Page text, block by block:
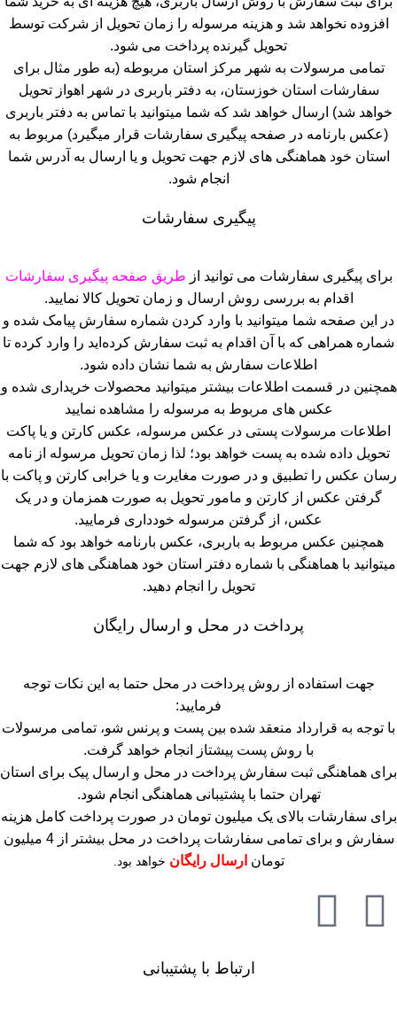
افزوده نخواهد شد و هزینه مرسوله را زمان تحویل از شرکت توسط
تحویل گیرنده پرداخت می شود.
تمامی مرسولات به شهر مرکز استان مربوطه (به طور مثال برای
سفارشات استان خوزستان، به دفتر باربری در شهر اهواز تحویل
خواهد شد) ارسال خواهد شد که شما میتوانید با تماس به دفتر باربری
(عکس بارنامه در صفحه پیگیری سفارشات قرار میگیرد) مربوط به
استان خود هماهنگی های لازم جهت تحویل و یا ارسال به آدرس شما
انجام شود.
پیگیری سفارشات
برای پیگیری سفارشات می توانید از طریق صفحه پیگیری سفارشات
اقدام به بررسی روش ارسال و زمان تحویل کالا نمایید.
در این صفحه شما میتوانید با وارد کردن شماره سفارش پیامک شده و
شماره همراهی که با آن اقدام به ثبت سفارش کرده‌اید را وارد کرده تا
اطلاعات سفارش به شما نشان داده شود.
همچنین در قسمت اطلاعات بیشتر میتوانید محصولات خریداری شده و
عکس های مربوط به مرسوله را مشاهده نمایید
اطلاعات مرسولات پستی در عکس مرسوله، عکس کارتن و یا پاکت
تحویل داده شده به پست خواهد بود؛ لذا زمان تحویل مرسوله از نامه
رسان عکس را تطبیق و در صورت مغایرت و یا خرابی کارتن و پاکت با
گرفتن عکس از کارتن و مامور تحویل به صورت همزمان و در یک
عکس، از گرفتن مرسوله خودداری فرمایید.
همچنین عکس مربوط به باربری، عکس بارنامه خواهد بود که شما
میتوانید با هماهنگی با شماره دفتر استان خود هماهنگی های لازم جهت
تحویل را انجام دهید.
پرداخت در محل و ارسال رایگان
جهت استفاده از روش پرداخت در محل حتما به این نکات توجه
فرمایید:
با توجه به قرارداد منعقد شده بین پست و پرنس شو، تمامی مرسولات
با روش پست پیشتاز انجام خواهد گرفت.
برای هماهنگی ثبت سفارش پرداخت در محل و ارسال پیک برای استان
تهران حتما با پشتیبانی هماهنگی انجام شود.
برای سفارشات بالای یک میلیون تومان در صورت پرداخت کامل هزینه
سفارش و برای تمامی سفارشات پرداخت در محل بیشتر از 4 میلیون
تومان ارسال رایگان خواهد بود.
ارتباط با پشتیبانی